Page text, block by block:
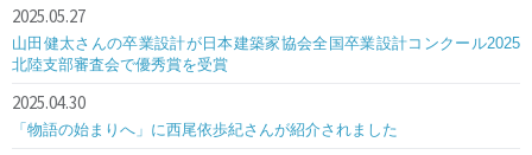
2025.05.27
山田健太さんの卒業設計が日本建築家協会全国卒業設計コンクール2025
北陸支部審査会で優秀賞を受賞
2025.04.30
「物語の始まりへ」に西尾依歩紀さんが紹介されました